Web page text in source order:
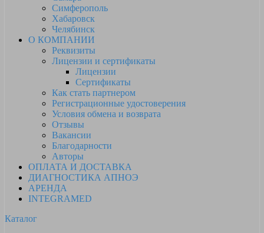
Симферополь
Хабаровск
Челябинск
О КОМПАНИИ
Реквизиты
Лицензии и сертификаты
Лицензии
Сертификаты
Как стать партнером
Регистрационные удостоверения
Условия обмена и возврата
Отзывы
Вакансии
Благодарности
Авторы
ОПЛАТА И ДОСТАВКА
ДИАГНОСТИКА АПНОЭ
АРЕНДА
INTEGRAMED
Каталог